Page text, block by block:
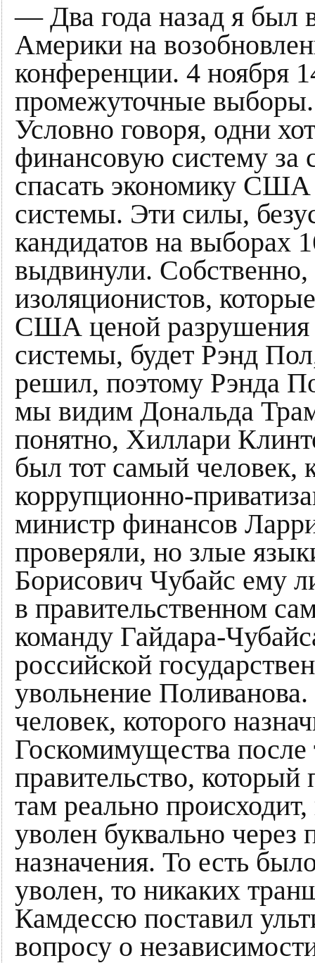
— Два года назад я был
Америки на
конференции. 4 ноября
промежуточные
Условно говоря, одни
финансовую систему
спасать экономику США
системы. Эти силы,
кандидатов на выборах
выдвинули. Собственно,
изоляционистов,
США ценой разрушения
системы, будет Рэнд
решил, поэтому Рэнда
мы видим Дональда
понятно, Хиллари
был тот самый человек,
коррупционно-
министр финансов
проверяли, но злые
Борисович Чубайс ему
в правительственном
команду Гайдара-
российской
увольнение
человек, которого
Госкомимущества
правительство, который
там реально
уволен буквально через
назначения. То есть
уволен, то никаких
Камдессю поставил
вопросу о